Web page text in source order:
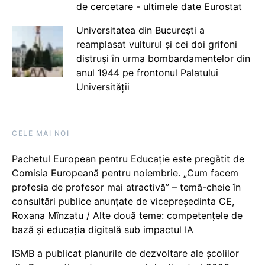
de cercetare - ultimele date Eurostat
Universitatea din București a
reamplasat vulturul și cei doi grifoni
distruși în urma bombardamentelor din
anul 1944 pe frontonul Palatului
Universității
CELE MAI NOI
Pachetul European pentru Educație este pregătit de
Comisia Europeană pentru noiembrie. „Cum facem
profesia de profesor mai atractivă” – temă-cheie în
consultări publice anunțate de vicepreședinta CE,
Roxana Mînzatu / Alte două teme: competențele de
bază și educația digitală sub impactul IA
ISMB a publicat planurile de dezvoltare ale școlilor